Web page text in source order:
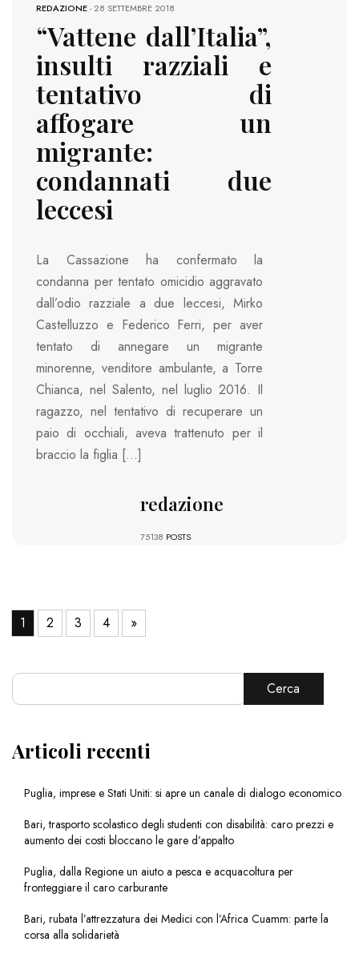
REDAZIONE-28 SETTEMBRE 2018
“Vattene dall’Italia”,
insulti razziali e
tentativo di
affogare un
migrante:
condannati due
leccesi
La Cassazione ha confermato la
condanna per tentato omicidio aggravato
dall’odio razziale a due leccesi, Mirko
Castelluzzo e Federico Ferri, per aver
tentato di annegare un migrante
minorenne, venditore ambulante, a Torre
Chianca, nel Salento, nel luglio 2016. Il
ragazzo, nel tentativo di recuperare un
paio di occhiali, aveva trattenuto per il
braccio la figlia […]
redazione
75138 POSTS
1 2 3 4 »
Cerca
Articoli recenti
Puglia, imprese e Stati Uniti: si apre un canale di dialogo economico
Bari, trasporto scolastico degli studenti con disabilità: caro prezzi e
aumento dei costi bloccano le gare d’appalto
Puglia, dalla Regione un aiuto a pesca e acquacoltura per
fronteggiare il caro carburante
Bari, rubata l’attrezzatura dei Medici con l’Africa Cuamm: parte la
corsa alla solidarietà